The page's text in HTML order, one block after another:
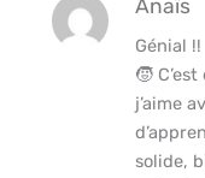
Anaïs
Génial !!
🧒
j’aime
solide,